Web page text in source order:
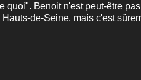
quoi". Benoit n'est peut-être
de-Seine, mais c'est